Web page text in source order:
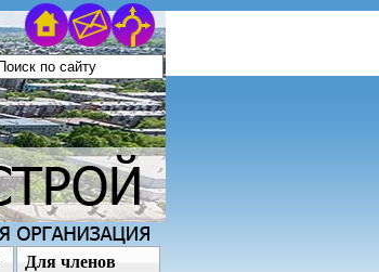
Для членов